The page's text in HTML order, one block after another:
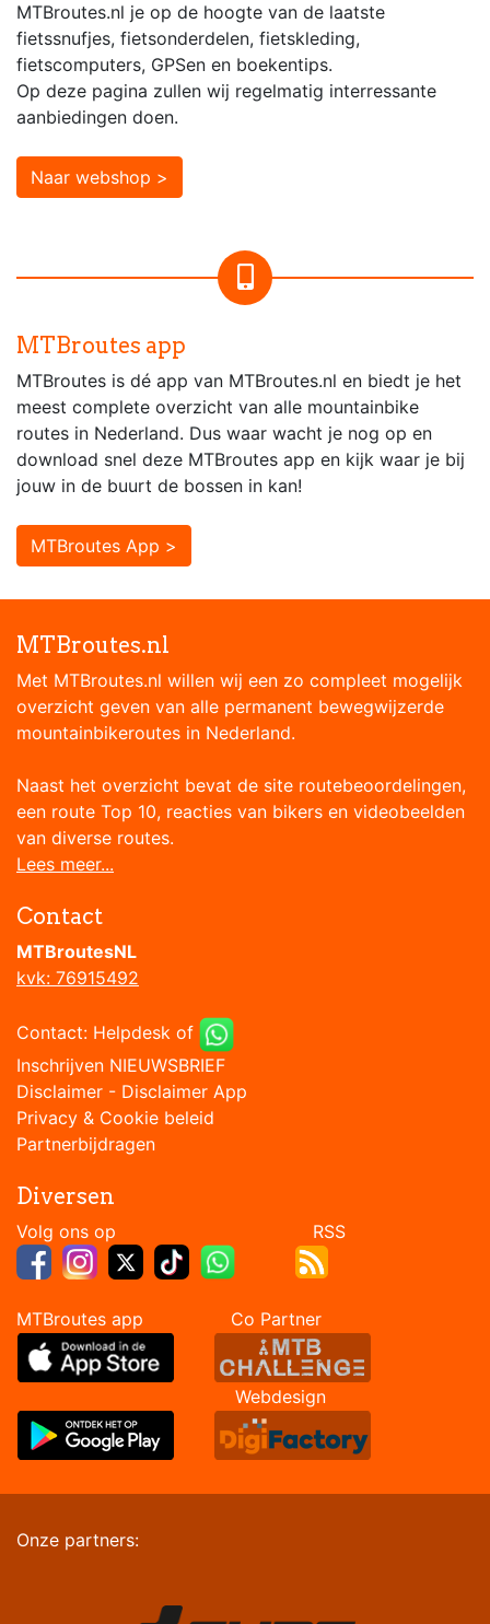
MTBroutes.nl je op de hoogte van de laatste
fietssnufjes, fietsonderdelen, fietskleding,
fietscomputers, GPSen en boekentips.
Op deze pagina zullen wij regelmatig interressante
aanbiedingen doen.
Naar webshop >
MTBroutes app
MTBroutes is dé app van MTBroutes.nl en biedt je het
meest complete overzicht van alle mountainbike
routes in Nederland. Dus waar wacht je nog op en
download snel deze MTBroutes app en kijk waar je bij
jouw in de buurt de bossen in kan!
MTBroutes App >
MTBroutes.nl
Met MTBroutes.nl willen wij een zo compleet mogelijk
overzicht geven van alle permanent bewegwijzerde
mountainbikeroutes in Nederland.
Naast het overzicht bevat de site routebeoordelingen,
een route Top 10, reacties van bikers en videobeelden
van diverse routes.
Lees meer...
Contact
MTBroutesNL
kvk: 76915492
Contact: Helpdesk of
Inschrijven NIEUWSBRIEF
Disclaimer - Disclaimer App
Privacy & Cookie beleid
Partnerbijdragen
Diversen
Volg ons op RSS
MTBroutes app Co Partner
Webdesign
Onze partners: